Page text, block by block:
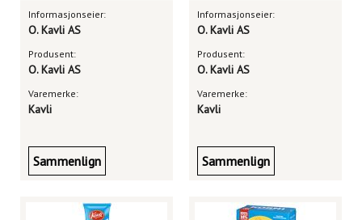
Informasjonseier:
O. Kavli AS
Produsent:
O. Kavli AS
Varemerke:
Kavli
Sammenlign
Informasjonseier:
O. Kavli AS
Produsent:
O. Kavli AS
Varemerke:
Kavli
Sammenlign